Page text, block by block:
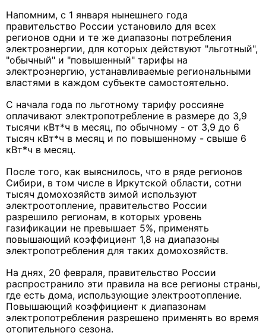
Напомним, с 1 января нынешнего года
правительство России установило для всех
регионов одни и те же диапазоны потребления
электроэнергии, для которых действуют "льготный",
"обычный" и "повышенный" тарифы на
электроэнергию, устанавливаемые региональными
властями в каждом субъекте самостоятельно.
С начала года по льготному тарифу россияне
оплачивают электропотребление в размере до 3,9
тысячи кВт*ч в месяц, по обычному - от 3,9 до 6
тысяч кВт*ч в месяц и по повышенному - свыше 6
кВт*ч в месяц.
После того, как выяснилось, что в ряде регионов
Сибири, в том числе в Иркутской области, сотни
тысяч домохозяйств зимой используют
электроотопление, правительство России
разрешило регионам, в которых уровень
газификации не превышает 5%, применять
повышающий коэффициент 1,8 на диапазоны
электропотребления для таких домохозяйств.
На днях, 20 февраля, правительство России
распространило эти правила на все регионы страны,
где есть дома, использующие электроотопление.
Повышающий коэффициент к диапазонам
электропотребления разрешено применять во время
отопительного сезона.